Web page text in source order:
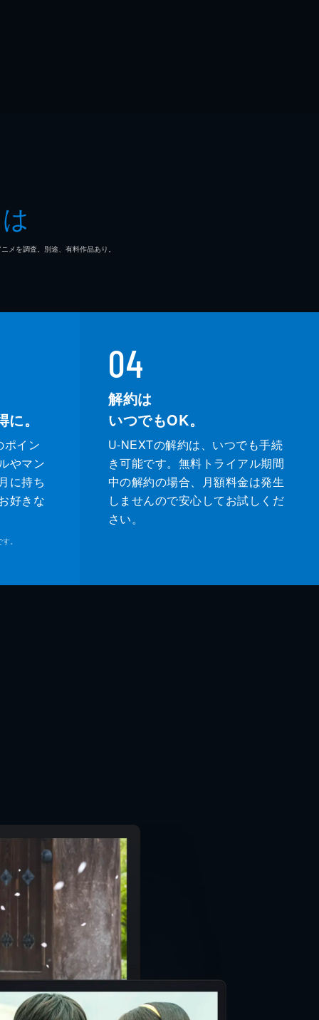
を調査。別途、有料作品あり。
。
ポイン
やマン
に持ち
好きな
。
04
解約は
いつでもOK。
U-NEXTの解約は、いつでも手続
き可能です。無料トライアル期間
中の解約の場合、月額料金は発生
しませんので安心してお試しくだ
さい。